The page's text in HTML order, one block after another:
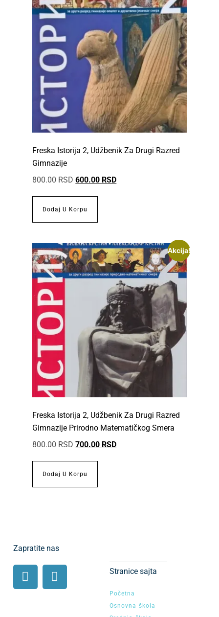
Freska Istorija 2, Udžbenik Za Drugi Razred
Gimnazije
800.00 RSD 600.00 RSD
Dodaj U Korpu
Akcija!
Freska Istorija 2, Udžbenik Za Drugi Razred
Gimnazije Prirodno Matematičkog Smera
800.00 RSD 700.00 RSD
Dodaj U Korpu
Stranice sajta
Početna
Osnovna škola
Zapratite nas